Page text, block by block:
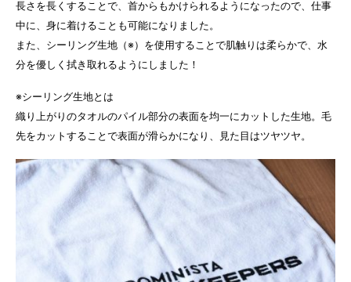
長さを長くすることで、首からもかけられるようになったので、仕事
中に、身に着けることも可能になりました。
また、シーリング生地（※）を使用することで肌触りは柔らかで、水
分を優しく拭き取れるようにしました！
※シーリング生地とは
織り上がりのタオルのパイル部分の表面を均一にカットした生地。毛
先をカットすることで表面が滑らかになり、見た目はツヤツヤ。